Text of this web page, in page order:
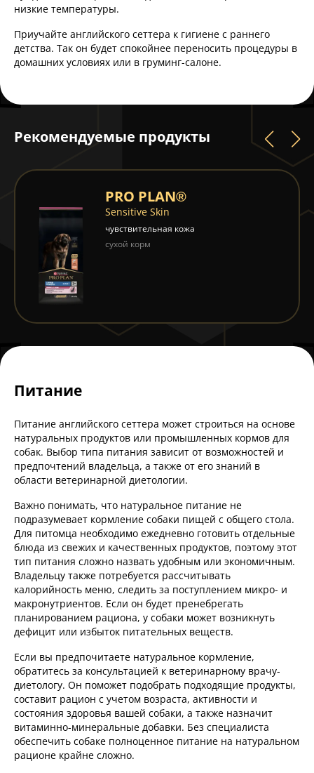
низкие температуры.
Приучайте английского сеттера к гигиене с раннего
детства. Так он будет спокойнее переносить процедуры в
домашних условиях или в груминг-салоне.
Рекомендуемые продукты
PRO PLAN®
Sensitive Skin
чувствительная кожа
сухой корм
Питание
Питание английского сеттера может строиться на основе
натуральных продуктов или промышленных кормов для
собак. Выбор типа питания зависит от возможностей и
предпочтений владельца, а также от его знаний в
области ветеринарной диетологии.
Важно понимать, что натуральное питание не
подразумевает кормление собаки пищей с общего стола.
Для питомца необходимо ежедневно готовить отдельные
блюда из свежих и качественных продуктов, поэтому этот
тип питания сложно назвать удобным или экономичным.
Владельцу также потребуется рассчитывать
калорийность меню, следить за поступлением микро- и
макронутриентов. Если он будет пренебрегать
планированием рациона, у собаки может возникнуть
дефицит или избыток питательных веществ.
Если вы предпочитаете натуральное кормление,
обратитесь за консультацией к ветеринарному врачу-
диетологу. Он поможет подобрать подходящие продукты,
составит рацион с учетом возраста, активности и
состояния здоровья вашей собаки, а также назначит
витаминно-минеральные добавки. Без специалиста
обеспечить собаке полноценное питание на натуральном
рационе крайне сложно.